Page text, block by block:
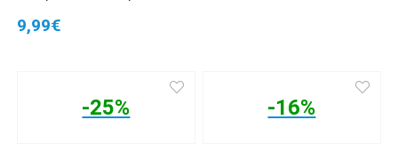
9,99€
-25% -16%